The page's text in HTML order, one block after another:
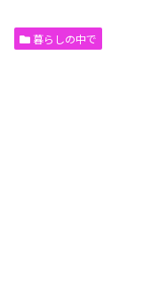
暮らしの中で